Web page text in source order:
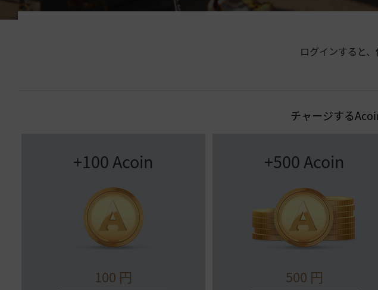
ログインすると
チャージする
+100 Acoin
100 円
+500 Acoin
500 円